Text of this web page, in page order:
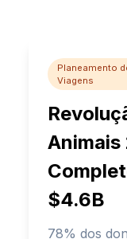
Planeamento
Viagens
Animais
$4.6B
78% dos